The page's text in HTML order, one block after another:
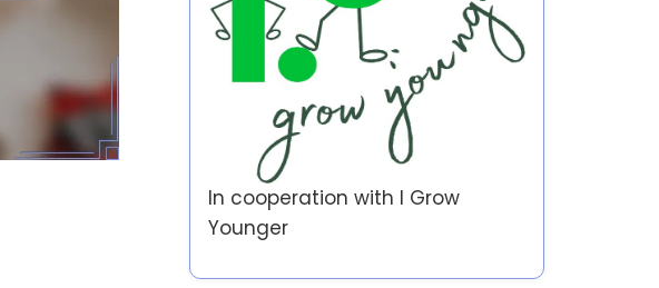
In cooperation with I Grow
Younger